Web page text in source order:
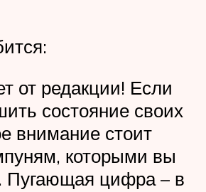
от редакции! Если
состояние своих
внимание стоит
которыми вы
Пугающая цифра – в